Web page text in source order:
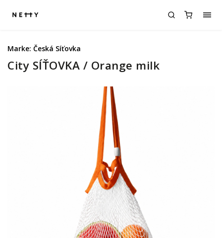
City SÍŤOVKA / Orange milk
Marke: Česká Síťovka